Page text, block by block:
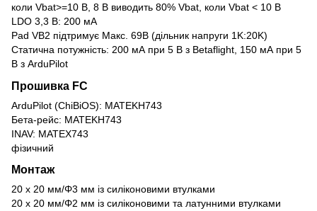
коли Vbat>=10 В, 8 В виводить 80% Vbat, коли Vbat < 10 В
LDO 3,3 В: 200 мА
Pad VB2 підтримує Макс. 69В (дільник напруги 1K:20K)
Статична потужність: 200 мА при 5 В з Betaflight, 150 мА при 5
В з ArduPilot
Прошивка FC
ArduPilot (ChiBiOS): MATEKH743
Бета-рейс: MATEKH743
INAV: МАТЕХ743
фізичний
Монтаж
20 x 20 мм/Φ3 мм із силіконовими втулками
20 x 20 мм/Φ2 мм із силіконовими та латунними втулками